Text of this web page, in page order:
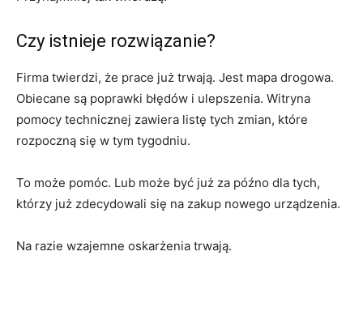
Czy istnieje rozwiązanie?
Firma twierdzi, że prace już trwają. Jest mapa drogowa.
Obiecane są poprawki błędów i ulepszenia. Witryna
pomocy technicznej zawiera listę tych zmian, które
rozpoczną się w tym tygodniu.
To może pomóc. Lub może być już za późno dla tych,
którzy już zdecydowali się na zakup nowego urządzenia.
Na razie wzajemne oskarżenia trwają.